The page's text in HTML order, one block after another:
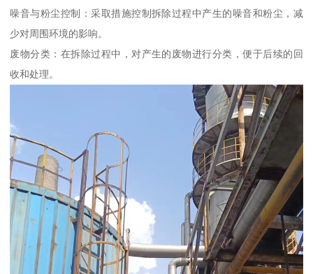
噪音与粉尘控制：采取措施控制拆除过程中产生的噪音和粉尘，减
少对周围环境的影响。
废物分类：在拆除过程中，对产生的废物进行分类，便于后续的回
收和处理。